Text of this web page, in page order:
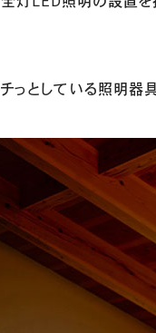
っとしている照明器